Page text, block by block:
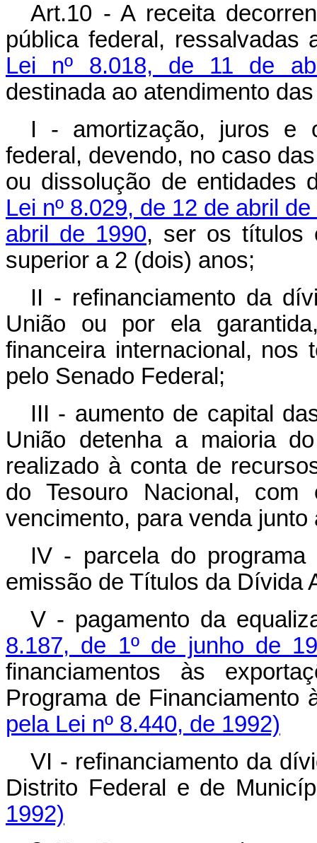
Art.10 - A receita
pública federal,
Lei nº 8.018, de 11 de
destinada ao atendimento
I - amortização, juros e
federal, devendo, no caso
ou dissolução de entidades
Lei nº 8.029, de 12 de abril
abril de 1990, ser os títulos
superior a 2 (dois) anos;
II - refinanciamento da
União ou por ela
financeira internacional, nos
pelo Senado Federal;
III - aumento de capital
União detenha a maioria
realizado à conta de
do Tesouro Nacional, com
vencimento, para venda
IV - parcela do programa
emissão de Títulos da Dívida
V - pagamento da
8.187, de 1º de junho de
financiamentos às
Programa de
pela Lei nº 8.440, de 1992)
VI - refinanciamento da
Distrito Federal e de
1992)